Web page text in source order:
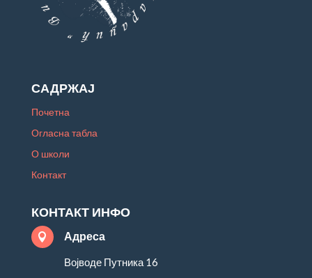
САДРЖАЈ
Почетна
Огласна табла
О школи
Контакт
КОНТАКТ ИНФО
 Адреса
Војводе Путника 16